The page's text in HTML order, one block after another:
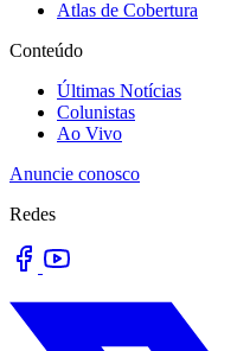
Atlas de Cobertura
Conteúdo
Últimas Notícias
Colunistas
Ao Vivo
Anuncie conosco
Redes